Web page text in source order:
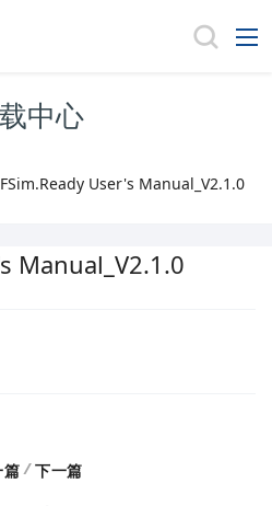
中心
User's Manual_V2.1.0
Manual_V2.1.0
篇 /下一篇